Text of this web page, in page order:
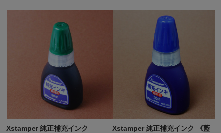
Xstamper 純正補充インク
Xstamper 純正補充インク 《藍